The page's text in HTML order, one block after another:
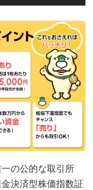
の公的な取引所
決済型株価指数証